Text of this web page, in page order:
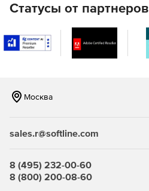
Статусы от партнеров
Москва
sales.r@softline.com
8 (495) 232-00-60
8 (800) 200-08-60